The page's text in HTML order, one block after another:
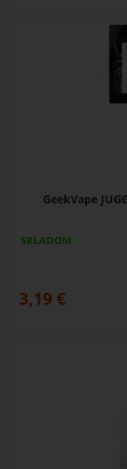
GeekVape
SKLADOM
3,19 €